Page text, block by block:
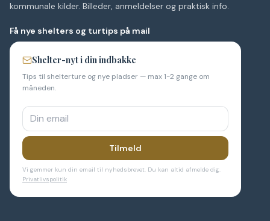
kommunale kilder. Billeder, anmeldelser og praktisk info.
Få nye shelters og turtips på mail
Shelter-nyt i din indbakke
Tips til shelterture og nye pladser — max 1-2 gange om
måneden.
Tilmeld
Vi gemmer kun din email til nyhedsbrevet. Du kan altid afmelde dig.
Privatlivspolitik